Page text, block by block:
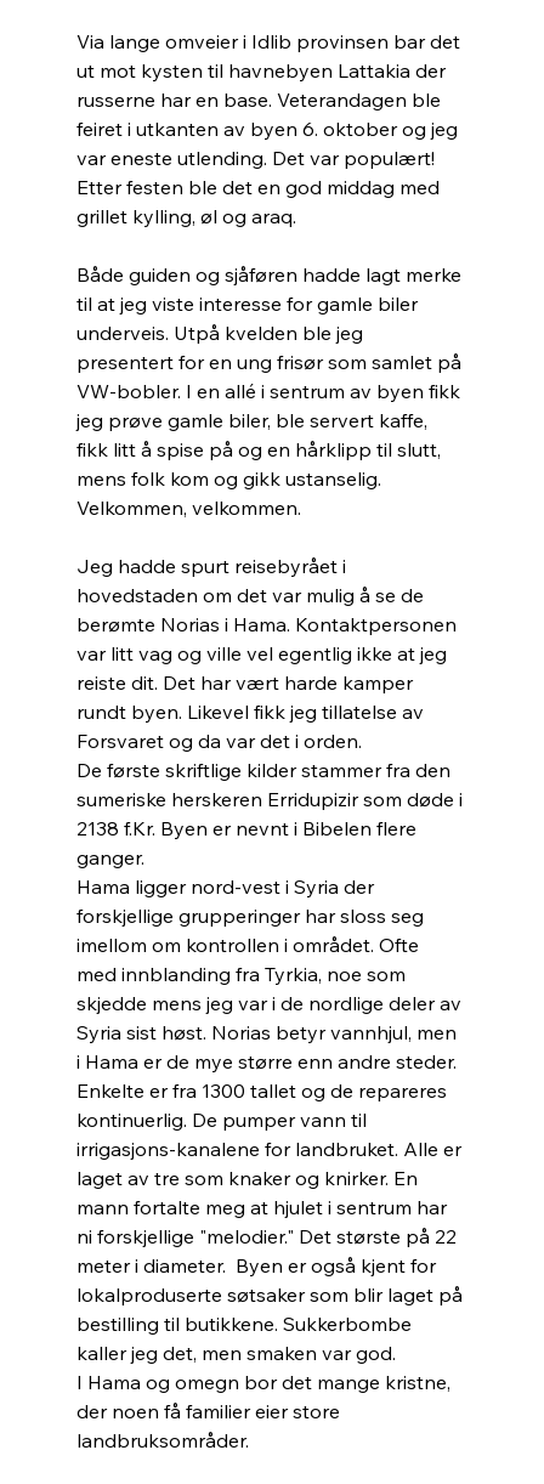
Via lange omveier i Idlib provinsen bar det
ut mot kysten til havnebyen Lattakia der
russerne har en base. Veterandagen ble
feiret i utkanten av byen 6. oktober og jeg
var eneste utlending. Det var populært!
Etter festen ble det en god middag med
grillet kylling, øl og araq.
Både guiden og sjåføren hadde lagt merke
til at jeg viste interesse for gamle biler
underveis. Utpå kvelden ble jeg
presentert for en ung frisør som samlet på
VW-bobler. I en allé i sentrum av byen fikk
jeg prøve gamle biler, ble servert kaffe,
fikk litt å spise på og en hårklipp til slutt,
mens folk kom og gikk ustanselig.
Velkommen, velkommen.
Jeg hadde spurt reisebyrået i
hovedstaden om det var mulig å se de
berømte Norias i Hama. Kontaktpersonen
var litt vag og ville vel egentlig ikke at jeg
reiste dit. Det har vært harde kamper
rundt byen. Likevel fikk jeg tillatelse av
Forsvaret og da var det i orden.
De første skriftlige kilder stammer fra den
sumeriske herskeren Erridupizir som døde i
2138 f.Kr. Byen er nevnt i Bibelen flere
ganger.
Hama ligger nord-vest i Syria der
forskjellige grupperinger har sloss seg
imellom om kontrollen i området. Ofte
med innblanding fra Tyrkia, noe som
skjedde mens jeg var i de nordlige deler av
Syria sist høst. Norias betyr vannhjul, men
i Hama er de mye større enn andre steder.
Enkelte er fra 1300 tallet og de repareres
kontinuerlig. De pumper vann til
irrigasjons-kanalene for landbruket. Alle er
laget av tre som knaker og knirker. En
mann fortalte meg at hjulet i sentrum har
ni forskjellige "melodier." Det største på 22
meter i diameter.  Byen er også kjent for
lokalproduserte søtsaker som blir laget på
bestilling til butikkene. Sukkerbombe
kaller jeg det, men smaken var god.
I Hama og omegn bor det mange kristne,
der noen få familier eier store
landbruksområder.